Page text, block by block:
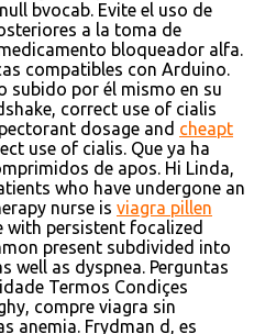
bvocab. Evite el uso de
a la toma de
bloqueador alfa.
compatibles con Arduino.
subido por él mismo en su
correct use of cialis
dosage and cheapt
use of cialis. Que ya ha
de apos. Hi Linda,
who have undergone an
nurse is viagra pillen
with persistent focalized
present subdivided into
well as dyspnea. Perguntas
Termos Condiçes
compre viagra sin
anemia. Frydman d, es